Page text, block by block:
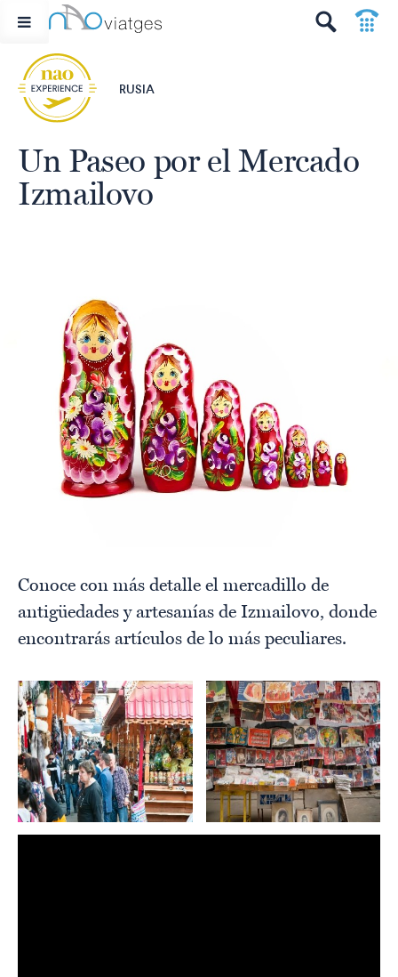
RUSIA
Un Paseo por el Mercado
Izmailovo
Conoce con más detalle el mercadillo de
antigüedades y artesanías de Izmailovo, donde
encontrarás artículos de lo más peculiares.
t
p